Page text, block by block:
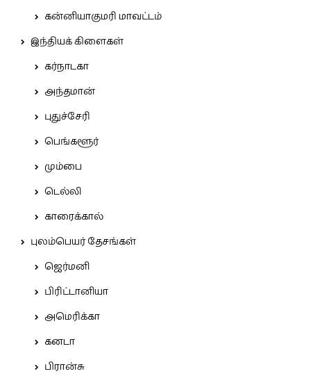
கன்னியாகுமரி மாவட்டம்
இந்தியக் கிளைகள்
கர்நாடகா
அந்தமான்
புதுச்சேரி
பெங்களூர்
மும்பை
டெல்லி
காரைக்கால்
புலம்பெயர் தேசங்கள்
ஜெர்மனி
பிரிட்டானியா
அமெரிக்கா
கனடா
பிரான்சு